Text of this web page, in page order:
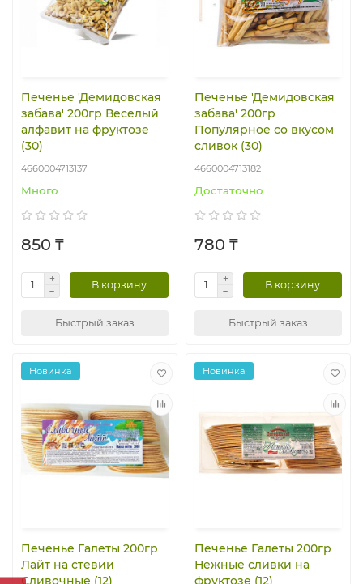
Печенье 'Демидовская
забава' 200гр Веселый
алфавит на фруктозе
(30)
4660004713137
Много
850 ₸
В корзину
Быстрый заказ
Печенье 'Демидовская
забава' 200гр
Популярное со вкусом
сливок (30)
4660004713182
Достаточно
780 ₸
В корзину
Быстрый заказ
Новинка
Печенье Галеты 200гр
Лайт на стевии
Сливочные (12)
Новинка
Печенье Галеты 200гр
Нежные сливки на
фруктозе (12)